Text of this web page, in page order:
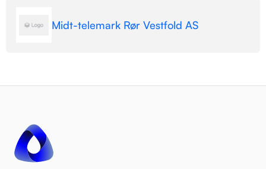
Midt-telemark Rør Vestfold AS